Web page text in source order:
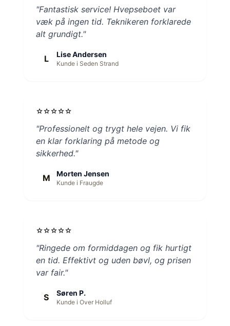
"Fantastisk service! Hvepseboet var
væk på ingen tid. Teknikeren forklarede
alt grundigt."
L Lise Andersen
Kunde i Seden Strand
starstarstarstarstar
"Professionelt og trygt hele vejen. Vi fik
en klar forklaring på metode og
sikkerhed."
M Morten Jensen
Kunde i Fraugde
starstarstarstarstar
"Ringede om formiddagen og fik hurtigt
en tid. Effektivt og uden bøvl, og prisen
var fair."
S Søren P.
Kunde i Over Holluf